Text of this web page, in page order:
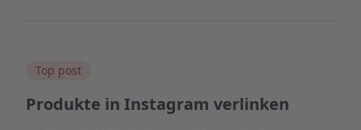
Top post
Produkte in Instagram verlinken